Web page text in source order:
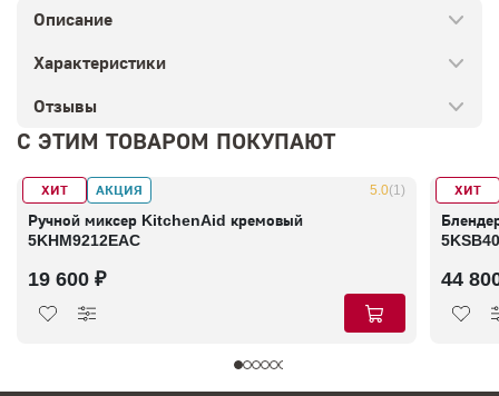
Описание
Характеристики
Отзывы
С ЭТИМ ТОВАРОМ ПОКУПАЮТ
ХИТ АКЦИЯ
В наличии 5.0(1)
Ручной миксер KitchenAid кремовый
5KHM9212EAC
19 600 ₽
ХИТ
В
44